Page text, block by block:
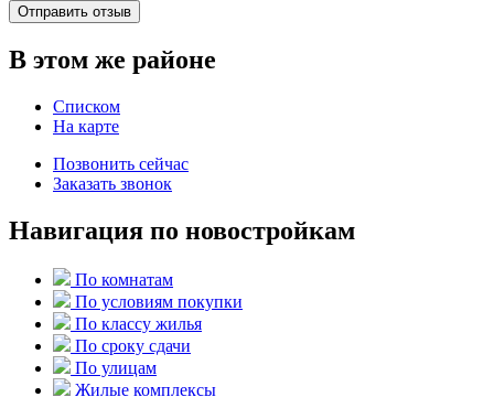
Отправить отзыв
В этом же районе
Списком
На карте
Позвонить сейчас
Заказать звонок
Навигация по новостройкам
По комнатам
По условиям покупки
По классу жилья
По сроку сдачи
По улицам
Жилые комплексы